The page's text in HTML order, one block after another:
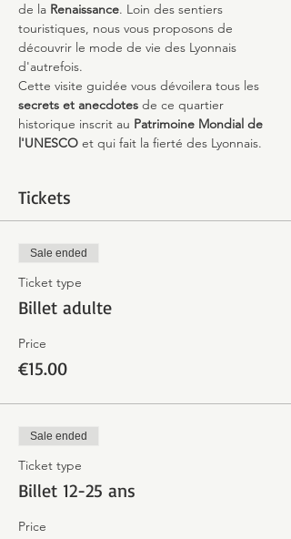
de la Renaissance. Loin des sentiers
touristiques, nous vous proposons de
découvrir le mode de vie des Lyonnais
d'autrefois.
Cette visite guidée vous dévoilera tous les
secrets et anecdotes de ce quartier
historique inscrit au Patrimoine Mondial de
l'UNESCO et qui fait la fierté des Lyonnais.
Tickets
Sale ended
Ticket type
Billet adulte
Price
€15.00
Sale ended
Ticket type
Billet 12-25 ans
Price